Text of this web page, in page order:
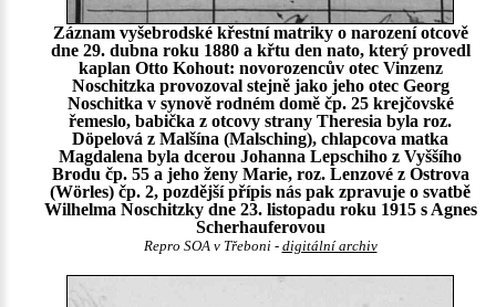
Záznam vyšebrodské křestní matriky o narození otcově
dne 29. dubna roku 1880 a křtu den nato, který provedl
kaplan Otto Kohout: novorozencův otec Vinzenz
Noschitzka provozoval stejně jako jeho otec Georg
Noschitka v synově rodném domě čp. 25 krejčovské
řemeslo, babička z otcovy strany Theresia byla roz.
Döpelová z Malšína (Malsching), chlapcova matka
Magdalena byla dcerou Johanna Lepschiho z Vyššího
Brodu čp. 55 a jeho ženy Marie, roz. Lenzové z Ostrova
(Wörles) čp. 2, pozdější přípis nás pak zpravuje o svatbě
Wilhelma Noschitzky dne 23. listopadu roku 1915 s Agnes
Scherhauferovou
Repro SOA v Třeboni - digitální archiv